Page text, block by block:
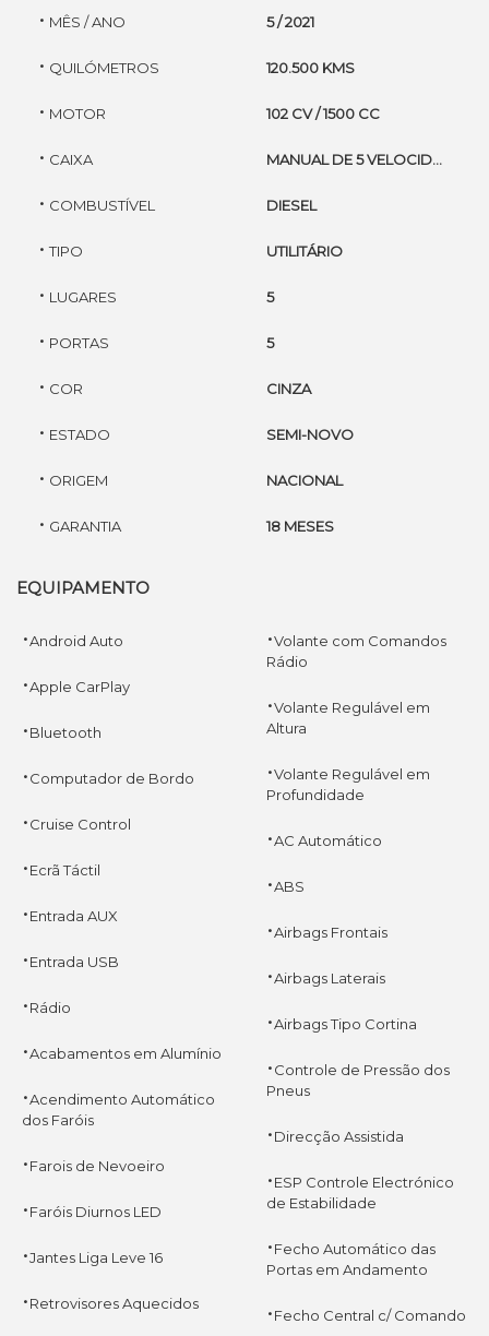
· MÊS / ANO
· QUILÓMETROS
· MOTOR
· CAIXA
· COMBUSTÍVEL
· TIPO
· LUGARES
· PORTAS
· COR
· ESTADO
· ORIGEM
· GARANTIA
5 / 2021
120.500 KMS
102 CV / 1500 CC
MANUAL DE 5 VELOCIDADES
DIESEL
UTILITÁRIO
5
5
CINZA
SEMI-NOVO
NACIONAL
18 MESES
EQUIPAMENTO
·Android Auto
·Apple CarPlay
·Bluetooth
·Computador de Bordo
·Cruise Control
·Ecrã Táctil
·Entrada AUX
·Entrada USB
·Rádio
·Acabamentos em Alumínio
·Acendimento Automático
dos Faróis
·Farois de Nevoeiro
·Faróis Diurnos LED
·Jantes Liga Leve 16
·Retrovisores Aquecidos
·Volante com Comandos
Rádio
·Volante Regulável em
Altura
·Volante Regulável em
Profundidade
·AC Automático
·ABS
·Airbags Frontais
·Airbags Laterais
·Airbags Tipo Cortina
·Controle de Pressão dos
Pneus
·Direcção Assistida
·ESP Controle Electrónico
de Estabilidade
·Fecho Automático das
Portas em Andamento
·Fecho Central c/ Comando